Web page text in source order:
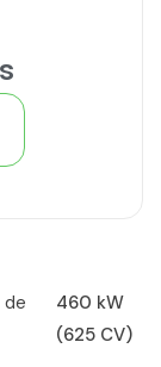
de
460 kW
(625 CV)